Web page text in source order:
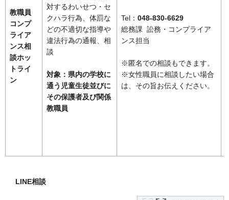
教職員
コンプ
ライア
ンス相
談ホッ
トライ
ン
対するわいせつ・セ
クハラ行為、体罰な
どの不適切な指導や
違法行為の通報、相
談
対象：県内の学校に
通う児童生徒並びに
その保護者及び関係
教職員
Tel： 048-830-6629
総務課 訟務・コンプライア
ンス担当
※匿名での相談もできます。
※女性職員に相談したい場合
は、その旨お伝えください。
LINE相談